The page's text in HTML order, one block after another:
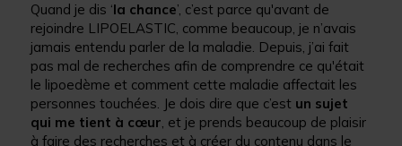
Quand je dis ‘la chance’, c’est parce qu'avant de
rejoindre LIPOELASTIC, comme beaucoup, je n’avais
jamais entendu parler de la maladie. Depuis, j’ai fait
pas mal de recherches afin de comprendre ce qu'était
le lipoedème et comment cette maladie affectait les
personnes touchées. Je dois dire que c’est un sujet
qui me tient à cœur, et je prends beaucoup de plaisir
à faire des recherches et à créer du contenu dans le